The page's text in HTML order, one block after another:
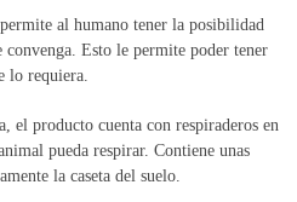
al humano tener la posibilidad
Esto le permite poder tener
lo requiera.
el producto cuenta con respiraderos en
pueda respirar. Contiene unas
la caseta del suelo.